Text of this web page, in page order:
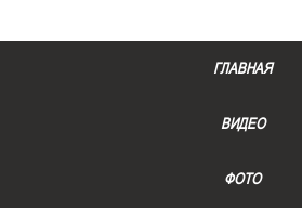
ГЛАВНАЯ
ВИДЕО
ФОТО